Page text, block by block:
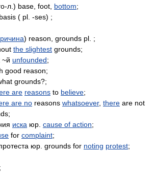
л.) base, foot, bottom;
( pl. -ses) ;
) reason, grounds pl. ;
the slightest grounds;
~й unfounded;
good reason;
grounds?;
are reasons to believe;
are no reasons whatsoever, there are not
иска юр. cause of action;
for complaint;
юр. grounds for noting protest;